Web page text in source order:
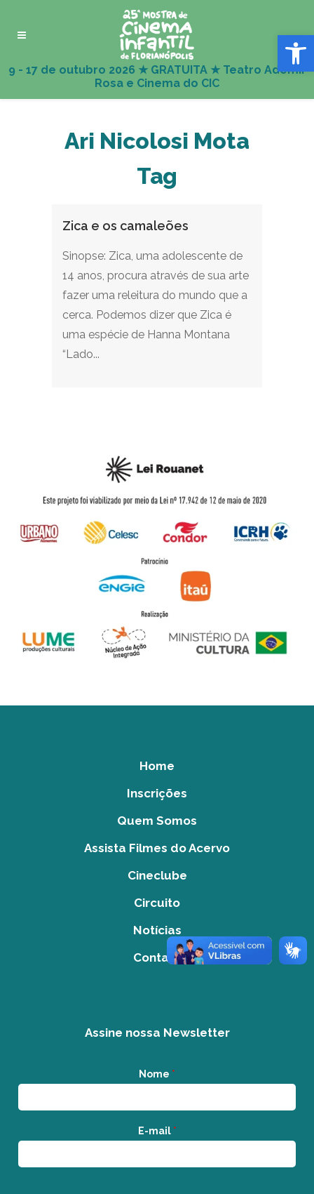
Abrir
Ari Nicolosi Mota
Tag
Zica e os camaleões
Sinopse: Zica, uma adolescente de
14 anos, procura através de sua arte
fazer uma releitura do mundo que a
cerca. Podemos dizer que Zica é
uma espécie de Hanna Montana
“Lado...
Home
Inscrições
Quem Somos
Assista Filmes do Acervo
Cineclube
Circuito
Notícias
Contato
Assine nossa Newsletter
Nome *
E-mail *